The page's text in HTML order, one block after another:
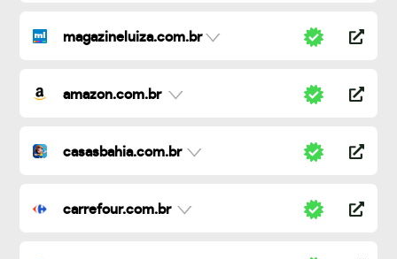
magazineluiza.com.br
amazon.com.br
casasbahia.com.br
carrefour.com.br